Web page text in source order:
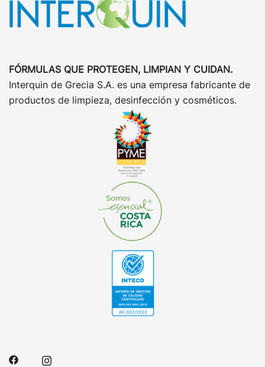
FÓRMULAS QUE PROTEGEN, LIMPIAN Y CUIDAN.
Interquin de Grecia S.A. es una empresa fabricante de
productos de limpieza, desinfección y cosméticos.